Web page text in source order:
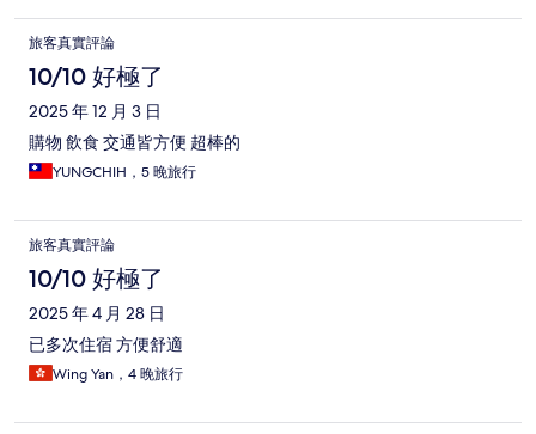
旅客真實評論
10/10 好極了
2025 年 12 月 3 日
購物 飲食 交通皆方便 超棒的
YUNGCHIH，5 晚旅行
旅客真實評論
10/10 好極了
2025 年 4 月 28 日
已多次住宿 方便舒適
Wing Yan，4 晚旅行